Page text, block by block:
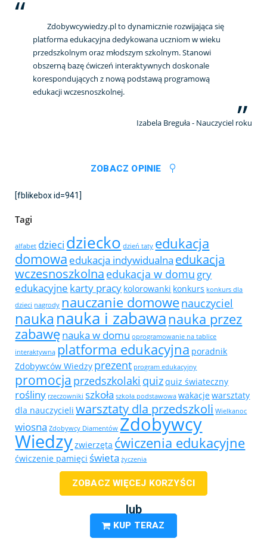
Zdobywcywiedzy.pl to dynamicznie rozwijająca się
platforma edukacyjna dedykowana uczniom w wieku
przedszkolnym oraz młodszym szkolnym. Stanowi
obszerną bazę ćwiczeń interaktywnych doskonale
korespondujących z nową podstawą programową
edukacji wczesnoszkolnej.
Izabela Breguła - Nauczyciel roku
ZOBACZ OPINIE
[fblikebox id=941]
Tagi
alfabet dzieci dziecko dzień taty edukacja
domowa edukacja indywidualna edukacja
wczesnoszkolna edukacja w domu gry
edukacyjne karty pracy kolorowanki konkurs konkurs dla
dzieci nagrody nauczanie domowenauczyciel
nauka nauka i zabawanauka przez
zabawęnauka w domu oprogramowanie na tablice
interaktywną platforma edukacyjna poradnik
Zdobywców Wiedzy prezent program edukacyjny
promocja przedszkolaki quizquiz świateczny
rośliny rzeczowniki szkoła szkoła podstawowa wakacjewarsztaty
dla nauczycieli warsztaty dla przedszkoli Wielkanoc
wiosna Zdobywcy Diamentów Zdobywcy
Wiedzyzwierzęta ćwiczenia edukacyjne
ćwiczenie pamięci świeta życzenia
ZOBACZ WIĘCEJ KORZYŚCI
lub
KUP TERAZ